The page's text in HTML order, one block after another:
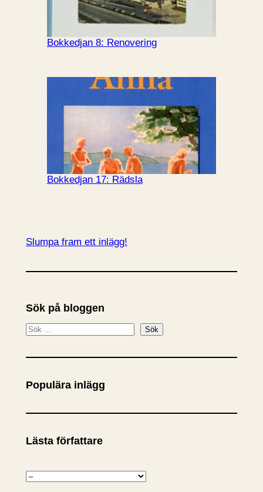
Bokkedjan 8: Renovering
Bokkedjan 17: Rädsla
Slumpa fram ett inlägg!
Sök på bloggen
S
k
Sök
Populära inlägg
Lästa författare
K